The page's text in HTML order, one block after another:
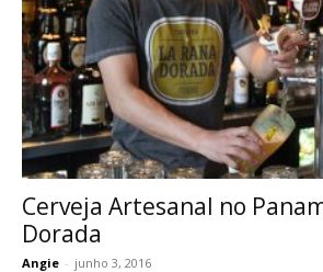
Cerveja Artesanal no
Dorada
Angie - junho 3, 2016